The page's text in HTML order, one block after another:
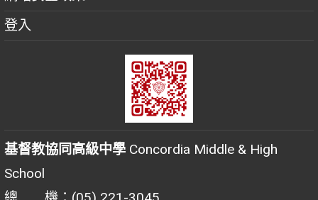
登入
基督教協同高級中學 Concordia Middle & High
School